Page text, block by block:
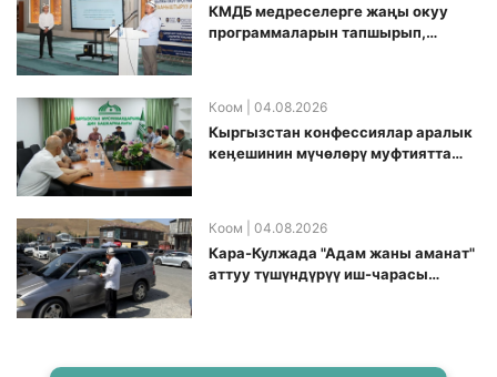
КМДБ медреселерге жаңы окуу
программаларын тапшырып,
Коом | 04.08.2026
Кыргызстан конфессиялар аралык
кеӊешинин мүчөлөрү муфтиятта
Коом | 04.08.2026
Кара-Кулжада "Адам жаны аманат"
аттуу түшүндүрүү иш-чарасы